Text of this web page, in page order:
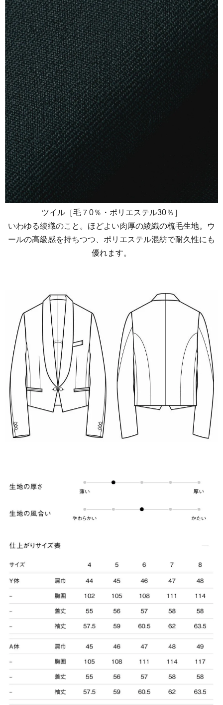
ツイル［毛７0％・ポリエステル30％］
いわゆる綾織のこと。ほどよい肉厚の綾織の梳毛生地。ウ
ールの高級感を持ちつつ、ポリエステル混紡で耐久性にも
優れます。